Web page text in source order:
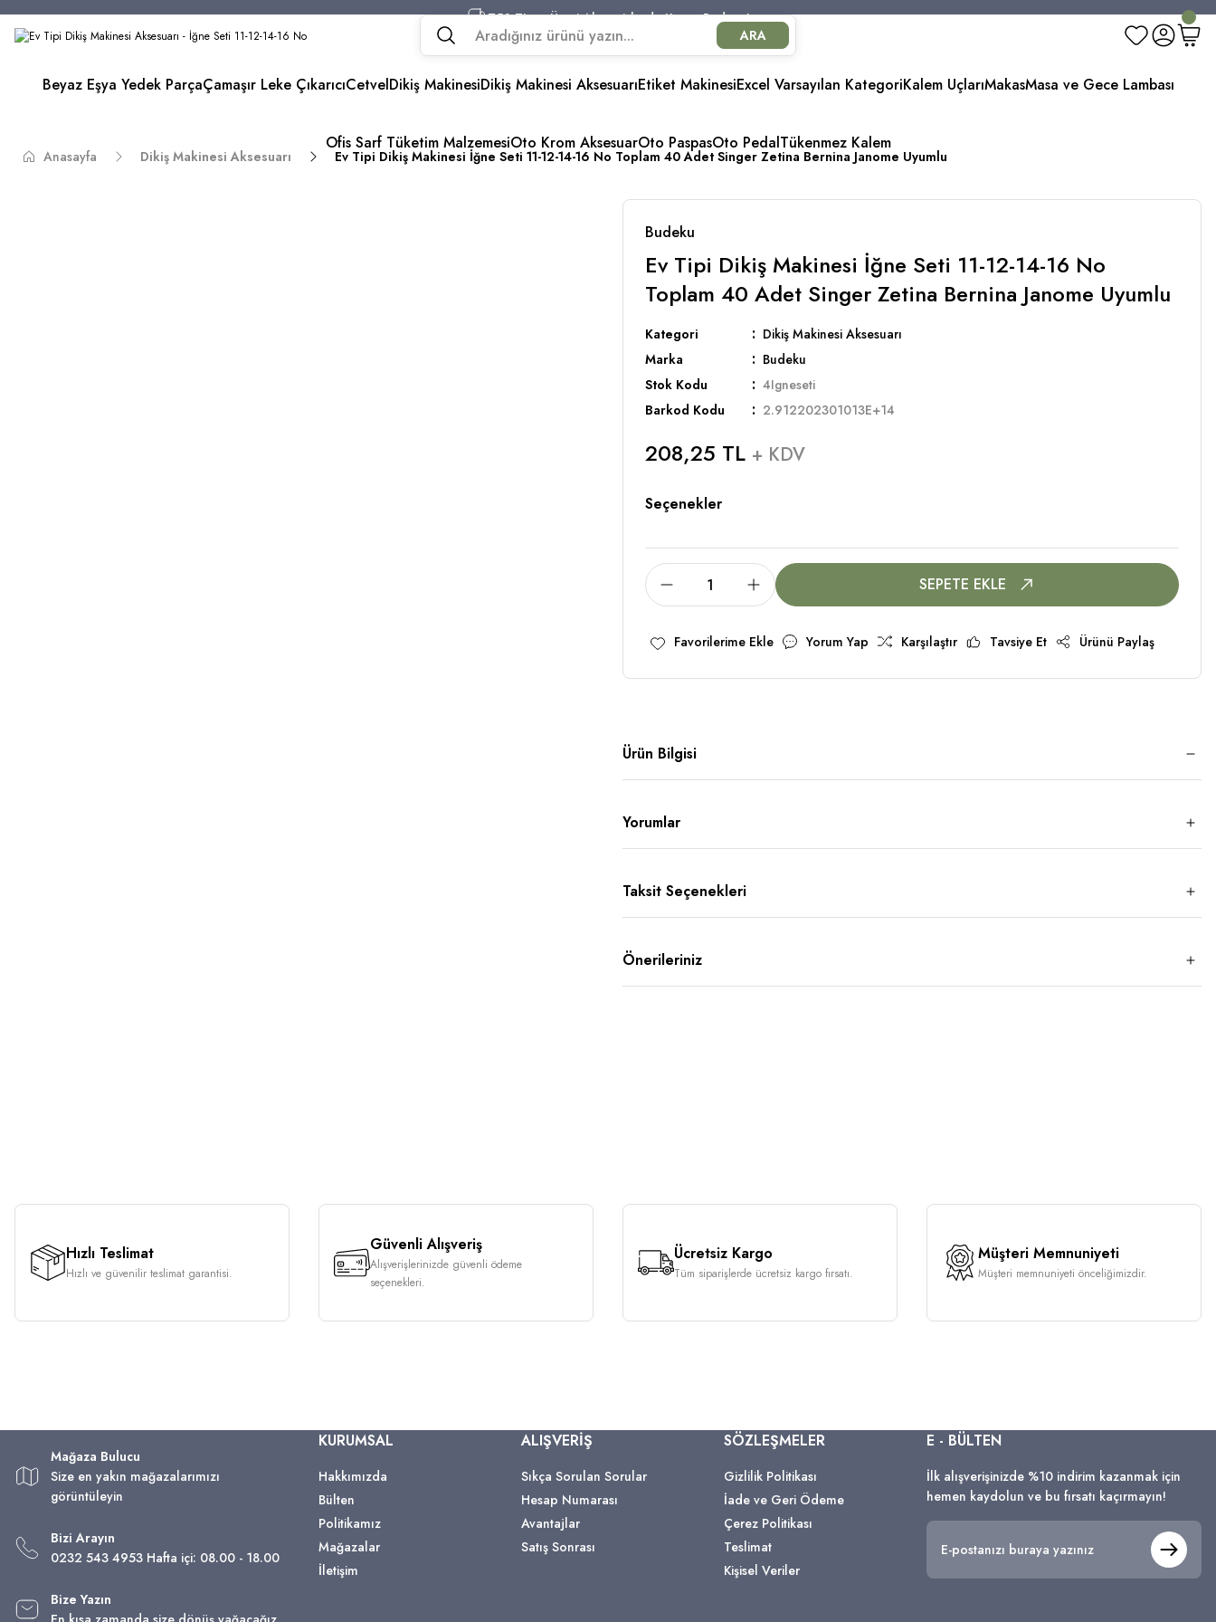
750 TL ve Üzeri Alışverişlerde Kargo Bedava!
750 TL ve Üzeri Alışverişlerde Kargo Bedava!
750 TL ve Üzeri Alışverişlerde Kargo Bedava!
750 TL ve Üzeri Alışverişlerde Kargo Bedava!
ARA
Beyaz Eşya Yedek ParçaÇamaşır Leke ÇıkarıcıCetvelDikiş MakinesiDikiş Makinesi AksesuarıEtiket MakinesiExcel Varsayılan KategoriKalem UçlarıMakasMasa ve Gece Lambası
Ofis Sarf Tüketim MalzemesiOto Krom AksesuarOto PaspasOto PedalTükenmez Kalem
Anasayfa Dikiş Makinesi Aksesuarı Ev Tipi Dikiş Makinesi İğne Seti 11-12-14-16 No Toplam 40 Adet Singer Zetina Bernina Janome Uyumlu
Budeku
Ev Tipi Dikiş Makinesi İğne Seti 11-12-14-16 No
Toplam 40 Adet Singer Zetina Bernina Janome Uyumlu
Kategori
Dikiş Makinesi Aksesuarı
Marka
Budeku
Stok Kodu
4Igneseti
Barkod Kodu
2.912202301013E+14
208,25 TL + KDV
Seçenekler
SEPETE EKLE
Yorum Yap Karşılaştır Tavsiye Et Ürünü Paylaş
Ürün Bilgisi
Yorumlar
Taksit Seçenekleri
Önerileriniz
Hızlı Teslimat
Hızlı ve güvenilir teslimat garantisi.
Güvenli Alışveriş
Alışverişlerinizde güvenli ödeme
seçenekleri.
Ücretsiz Kargo
Tüm siparişlerde ücretsiz kargo fırsatı.
Müşteri Memnuniyeti
Müşteri memnuniyeti önceliğimizdir.
Mağaza Bulucu
Size en yakın mağazalarımızı
görüntüleyin
Bizi Arayın
0232 543 4953 Hafta içi: 08.00 - 18.00
Bize Yazın
KURUMSAL
Hakkımızda
Bülten
Politikamız
Mağazalar
İletişim
ALIŞVERİŞ
Sıkça Sorulan Sorular
Hesap Numarası
Avantajlar
Satış Sonrası
SÖZLEŞMELER
Gizlilik Politikası
İade ve Geri Ödeme
Çerez Politikası
Teslimat
Kişisel Veriler
E - BÜLTEN
İlk alışverişinizde %10 indirim kazanmak için
hemen kaydolun ve bu fırsatı kaçırmayın!